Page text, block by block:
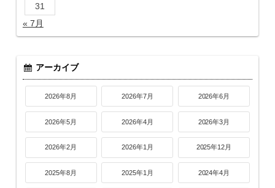
31
« 7月
アーカイブ
2026年8月 2026年7月 2026年6月
2026年5月 2026年4月 2026年3月
2026年2月 2026年1月 2025年12月
2025年8月 2025年1月 2024年4月